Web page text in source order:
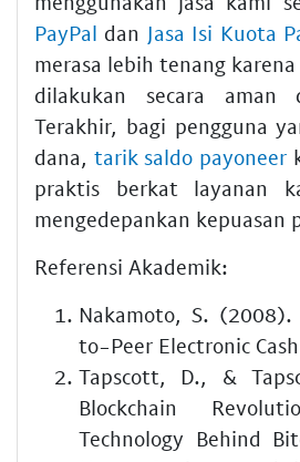
PayPal dan Jasa Isi Kuota
merasa lebih tenang
dilakukan secara aman
Terakhir, bagi pengguna
dana, tarik saldo payoneer
praktis berkat layanan
mengedepankan kepuasan
Referensi Akademik:
Nakamoto, S.
to-Peer Electronic
Tapscott, D., &
Blockchain
Technology Behind